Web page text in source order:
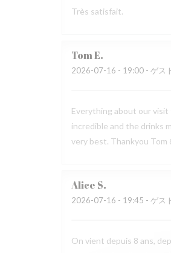
Très satisfait.
TomE
2026-07-16 - 19:00 - ゲス
Everything about our visit
incredible and the drinks
very best. Thankyou Tom
Alice S
2026-07-16 - 19:45 - ゲス
On vient depuis 8 ans,